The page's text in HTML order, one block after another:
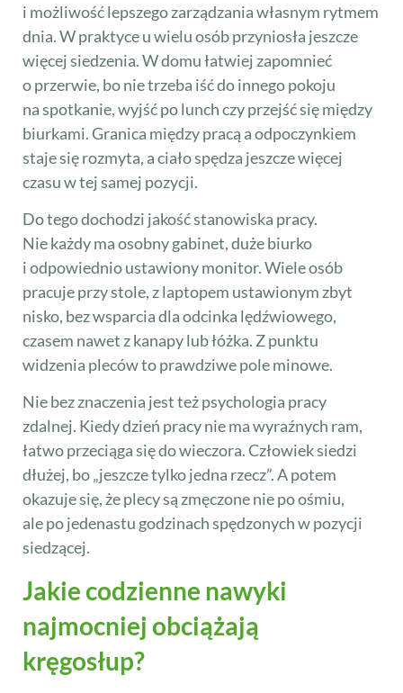
i możliwość lepszego zarządzania własnym rytmem
dnia. W praktyce u wielu osób przyniosła jeszcze
więcej siedzenia. W domu łatwiej zapomnieć
o przerwie, bo nie trzeba iść do innego pokoju
na spotkanie, wyjść po lunch czy przejść się między
biurkami. Granica między pracą a odpoczynkiem
staje się rozmyta, a ciało spędza jeszcze więcej
czasu w tej samej pozycji.
Do tego dochodzi jakość stanowiska pracy.
Nie każdy ma osobny gabinet, duże biurko
i odpowiednio ustawiony monitor. Wiele osób
pracuje przy stole, z laptopem ustawionym zbyt
nisko, bez wsparcia dla odcinka lędźwiowego,
czasem nawet z kanapy lub łóżka. Z punktu
widzenia pleców to prawdziwe pole minowe.
Nie bez znaczenia jest też psychologia pracy
zdalnej. Kiedy dzień pracy nie ma wyraźnych ram,
łatwo przeciąga się do wieczora. Człowiek siedzi
dłużej, bo „jeszcze tylko jedna rzecz”. A potem
okazuje się, że plecy są zmęczone nie po ośmiu,
ale po jedenastu godzinach spędzonych w pozycji
siedzącej.
Jakie codzienne nawyki
najmocniej obciążają
kręgosłup?